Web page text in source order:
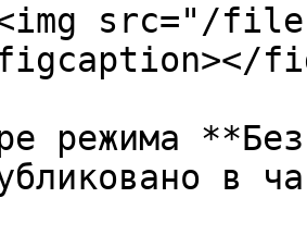
src="/files/
режима
в